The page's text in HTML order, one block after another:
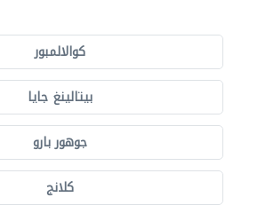
كوالالمبور
بيتالينغ جايا
جوهور بارو
كلانج